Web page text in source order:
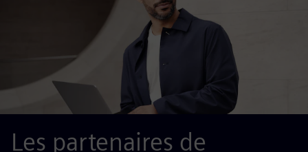
Les partenaires de